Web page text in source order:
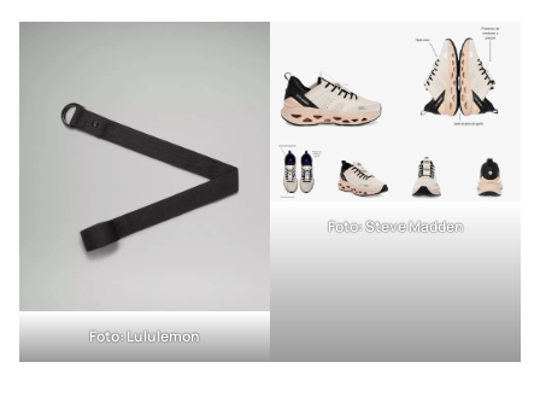
Foto: Lululemon
Foto: Steve Madden